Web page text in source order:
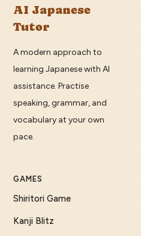
AI Japanese
Tutor
A modern approach to
learning Japanese with AI
assistance. Practise
speaking, grammar, and
vocabulary at your own
pace.
GAMES
Shiritori Game
Kanji Blitz